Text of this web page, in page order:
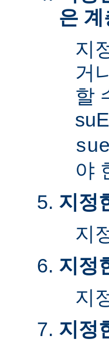
은
지
거
할
야
지정
지
지정
지
지정